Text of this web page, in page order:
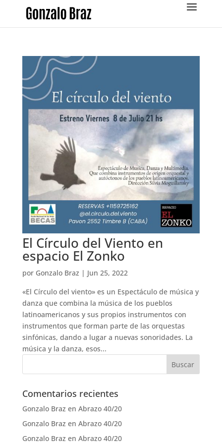
El Círculo del Viento en
espacio El Zonko
por Gonzalo Braz | Jun 25, 2022
«El Círculo del viento» es un Espectáculo de música y
danza que combina la música de los pueblos
latinoamericanos y sus propios instrumentos con
instrumentos que forman parte de las orquestas
sinfónicas, dando a lugar a nuevas sonoridades. La
música y la danza, esos...
Comentarios recientes
Gonzalo Braz en Abrazo 40/20
Gonzalo Braz en Abrazo 40/20
Gonzalo Braz en Abrazo 40/20